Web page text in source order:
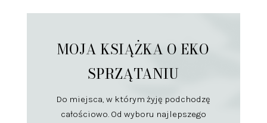
MOJA KSIĄŻKA O EKO
SPRZĄTANIU
Do miejsca, w którym żyję podchodzę
całościowo. Od wyboru najlepszego